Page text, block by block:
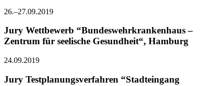
26.–27.09.2019
Jury Wettbewerb “Bundeswehrkrankenhaus –
Zentrum für seelische Gesundheit“, Hamburg
24.09.2019
Jury Testplanungsverfahren “Stadteingang